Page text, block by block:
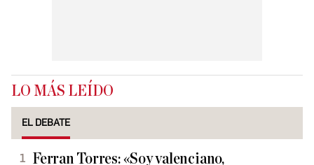
LO MÁS LEÍDO
EL DEBATE
Ferran Torres: «Soy valenciano,